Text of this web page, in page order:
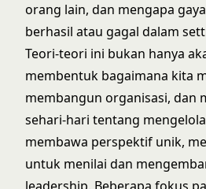
orang lain, dan mengapa
berhasil atau gagal dalam
Teori-teori ini bukan hanya
membentuk bagaimana kita
membangun organisasi, dan
sehari-hari tentang
membawa perspektif unik,
untuk menilai dan